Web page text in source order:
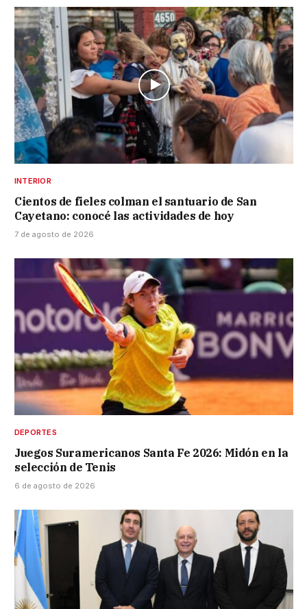
INTERIOR
Cientos de fieles colman el santuario de San
Cayetano: conocé las actividades de hoy
7 de agosto de 2026
DEPORTES
Juegos Suramericanos Santa Fe 2026: Midón en la
selección de Tenis
6 de agosto de 2026